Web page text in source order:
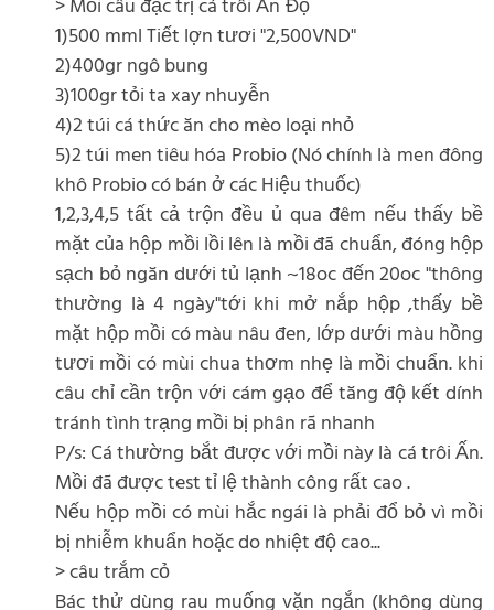
> Mồi câu đặc trị cá trôi Ấn Độ
1)500 mml Tiết lợn tươi "2,500VND"
2)400gr ngô bung
3)100gr tỏi ta xay nhuyễn
4)2 túi cá thức ăn cho mèo loại nhỏ
5)2 túi men tiêu hóa Probio (Nó chính là men đông
khô Probio có bán ở các Hiệu thuốc)
1,2,3,4,5 tất cả trộn đều ủ qua đêm nếu thấy bề
mặt của hộp mồi lồi lên là mồi đã chuẩn, đóng hộp
sạch bỏ ngăn dưới tủ lạnh ~18oc đến 20oc "thông
thường là 4 ngày"tới khi mở nắp hộp ,thấy bề
mặt hộp mồi có màu nâu đen, lớp dưới màu hồng
tươi mồi có mùi chua thơm nhẹ là mồi chuẩn. khi
câu chỉ cần trộn với cám gạo để tăng độ kết dính
tránh tình trạng mồi bị phân rã nhanh
P/s: Cá thường bắt được với mồi này là cá trôi Ấn.
Mồi đã được test tỉ lệ thành công rất cao .
Nếu hộp mồi có mùi hắc ngái là phải đổ bỏ vì mồi
bị nhiễm khuẩn hoặc do nhiệt độ cao...
> câu trắm cỏ
Bác thử dùng rau muống vặn ngắn (không dùng